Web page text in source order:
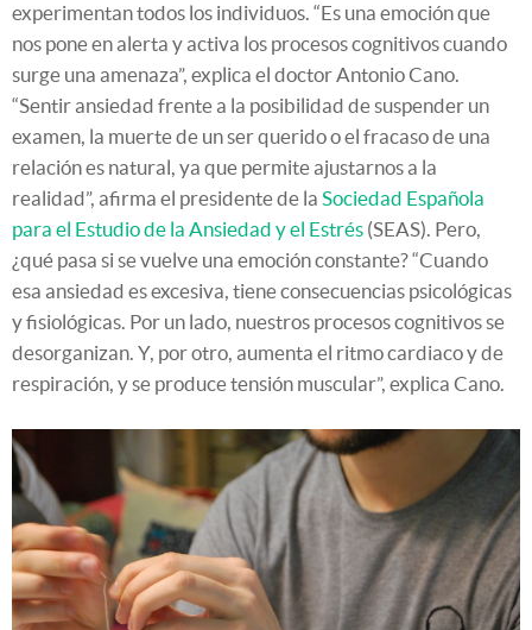
experimentan todos los individuos. “Es una emoción que
nos pone en alerta y activa los procesos cognitivos cuando
surge una amenaza”, explica el doctor Antonio Cano.
“Sentir ansiedad frente a la posibilidad de suspender un
examen, la muerte de un ser querido o el fracaso de una
relación es natural, ya que permite ajustarnos a la
realidad”, afirma el presidente de la Sociedad Española
para el Estudio de la Ansiedad y el Estrés (SEAS). Pero,
¿qué pasa si se vuelve una emoción constante? “Cuando
esa ansiedad es excesiva, tiene consecuencias psicológicas
y fisiológicas. Por un lado, nuestros procesos cognitivos se
desorganizan. Y, por otro, aumenta el ritmo cardiaco y de
respiración, y se produce tensión muscular”, explica Cano.